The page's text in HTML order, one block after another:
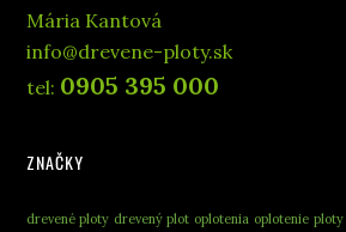
Mária Kantová
info@drevene-ploty.sk
tel: 0905 395 000
ZNAČKY
drevené ploty drevený plot oplotenia oplotenie ploty